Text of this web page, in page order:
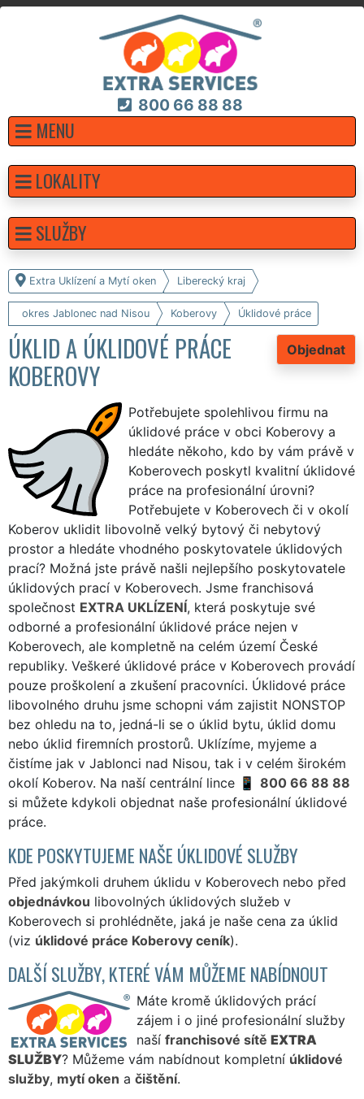
800 66 88 88
MENU
Extra Uklízení a Mytí oken Liberecký kraj
okres Jablonec nad Nisou Koberovy Úklidové práce
Objednat
ÚKLID A ÚKLIDOVÉ PRÁCE
KOBEROVY
Potřebujete spolehlivou firmu na
úklidové práce v obci Koberovy a
hledáte někoho, kdo by vám právě v
Koberovech poskytl kvalitní úklidové
práce na profesionální úrovni?
Potřebujete v Koberovech či v okolí
Koberov uklidit libovolně velký bytový či nebytový
prostor a hledáte vhodného poskytovatele úklidových
prací? Možná jste právě našli nejlepšího poskytovatele
úklidových prací v Koberovech. Jsme franchisová
společnost EXTRA UKLÍZENÍ, která poskytuje své
odborné a profesionální úklidové práce nejen v
Koberovech, ale kompletně na celém území České
republiky. Veškeré úklidové práce v Koberovech provádí
pouze proškolení a zkušení pracovníci. Úklidové práce
libovolného druhu jsme schopni vám zajistit NONSTOP
bez ohledu na to, jedná-li se o úklid bytu, úklid domu
nebo úklid firemních prostorů. Uklízíme, myjeme a
čistíme jak v Jablonci nad Nisou, tak i v celém širokém
okolí Koberov. Na naší centrální lince
800 66 88 88
si můžete kdykoli objednat naše profesionální úklidové
práce.
KDE POSKYTUJEME NAŠE ÚKLIDOVÉ SLUŽBY
Před jakýmkoli druhem úklidu v Koberovech nebo před
objednávkou libovolných úklidových služeb v
Koberovech si prohlédněte, jaká je naše cena za úklid
(viz úklidové práce Koberovy ceník).
DALŠÍ SLUŽBY, KTERÉ VÁM MŮŽEME NABÍDNOUT
Máte kromě úklidových prácí
zájem i o jiné profesionální služby
naší franchisové sítě EXTRA
SLUŽBY? Můžeme vám nabídnout kompletní úklidové
služby, mytí oken a čištění.
LOKALITY
SLUŽBY